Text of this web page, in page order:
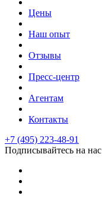
Цены
Наш опыт
Отзывы
Пресс-центр
Агентам
Контакты
+7 (495) 223-48-91
Подписывайтесь на нас